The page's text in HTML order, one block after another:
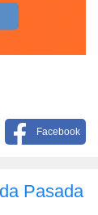
Facebook
Pasada